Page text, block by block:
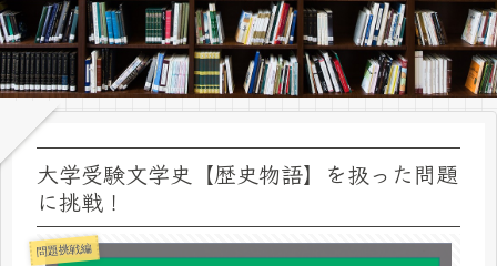
大学受験文学史【歴史物語】を扱った問題
に挑戦！
問題挑戦編